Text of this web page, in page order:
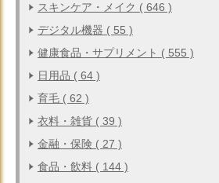
スキンケア・メイク ( 646 )
デジタル機器 ( 55 )
健康食品・サプリメント ( 555 )
日用品 ( 64 )
育毛 ( 62 )
衣料・雑貨 ( 39 )
金融・保険 ( 27 )
食品・飲料 ( 144 )